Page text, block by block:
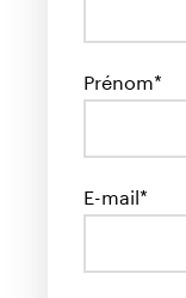
Prénom*
E-mail*